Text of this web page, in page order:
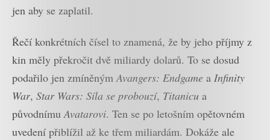
jen aby se zaplatil.
Řečí konkrétních čísel to znamená, že by jeho příjmy z
kin měly překročit dvě miliardy dolarů. To se dosud
podařilo jen zmíněnýmAvangers: Endgame a Infinity
War, Star Wars: Síla se probouzí, Titanicu a
původnímuAvatarovi. Ten se po letošním opětovném
uvedení přiblížil až ke třem miliardám. Dokáže ale